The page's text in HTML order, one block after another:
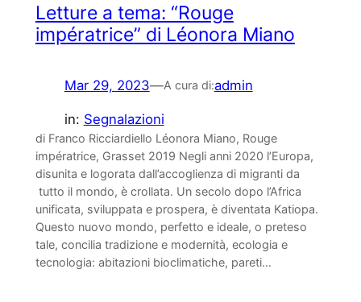
Letture a tema: “Rouge
impératrice” di Léonora Miano
Mar 29, 2023—A cura di:admin
in: Segnalazioni
di Franco Ricciardiello Léonora Miano, Rouge
impératrice, Grasset 2019 Negli anni 2020 l’Europa,
disunita e logorata dall’accoglienza di migranti da
tutto il mondo, è crollata. Un secolo dopo l’Africa
unificata, sviluppata e prospera, è diventata Katiopa.
Questo nuovo mondo, perfetto e ideale, o preteso
tale, concilia tradizione e modernità, ecologia e
tecnologia: abitazioni bioclimatiche, pareti…